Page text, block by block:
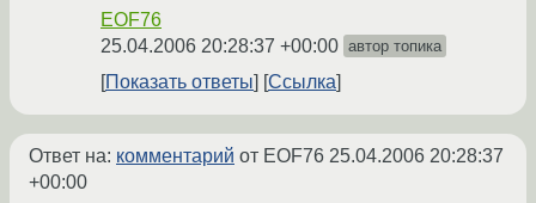
EOF76
25.04.2006 20:28:37 +00:00 автор топика
Показать ответы Ссылка
Ответ на: комментарий от EOF76 25.04.2006 20:28:37
+00:00